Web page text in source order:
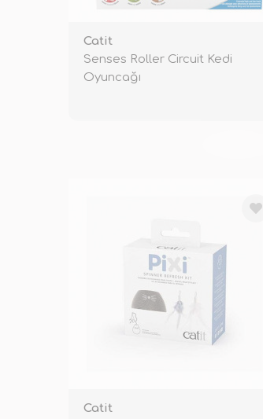
Catit
Senses Roller Circuit Kedi
Oyuncağı
Catit